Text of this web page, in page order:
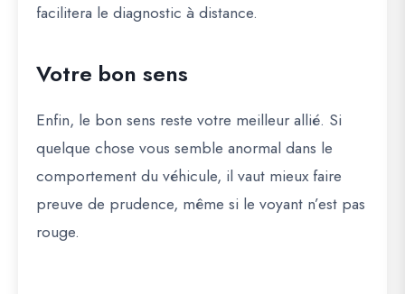
facilitera le diagnostic à distance.
Votre bon sens
Enfin, le bon sens reste votre meilleur allié. Si
quelque chose vous semble anormal dans le
comportement du véhicule, il vaut mieux faire
preuve de prudence, même si le voyant n’est pas
rouge.